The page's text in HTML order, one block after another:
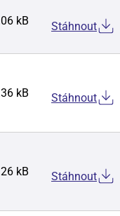
kB Stáhnout
kB Stáhnout
kB Stáhnout